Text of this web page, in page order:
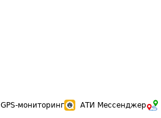
GPS-мониторинг АТИ Мессенджер